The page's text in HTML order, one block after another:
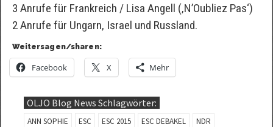
3 Anrufe für Frankreich / Lisa Angell (‚N’Oubliez Pas‘)
2 Anrufe für Ungarn, Israel und Russland.
Weitersagen/sharen:
Facebook X Mehr
OLJO Blog News Schlagwörter:
ANN SOPHIE ESC ESC 2015 ESC DEBAKEL
NDR